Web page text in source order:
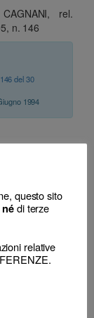
rel.
n. 146
del 30
1994
elenco
ente
in privato
Tutela –
questo sito
nédi terze
relative